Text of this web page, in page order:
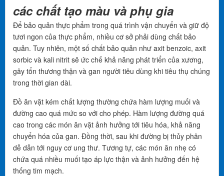
các chất tạo màu và phụ gia
Để bảo quản thực phẩm trong quá trình vận chuyển và giữ độ
tươi ngon của thực phẩm, nhiều cơ sở phải dùng chất bảo
quản. Tuy nhiên, một số chất bảo quản như axit benzoic, axit
sorbic và kali nitrit sẽ ức chế khả năng phát triển của xương,
gây tổn thương thận và gan người tiêu dùng khi tiêu thụ chúng
trong thời gian dài.
Đồ ăn vặt kém chất lượng thường chứa hàm lượng muối và
đường cao quá mức so với cho phép. Hàm lượng đường quá
cao trong các món ăn vặt ảnh hưởng tới tiêu hóa, khả năng
chuyển hóa của gan. Đồng thời, sau khi đường bị thủy phân
dễ dẫn tới nguy cơ ung thư. Tương tự, các món ăn nhẹ có
chứa quá nhiều muối tạo áp lực thận và ảnh hưởng đến hệ
thống tim mạch.